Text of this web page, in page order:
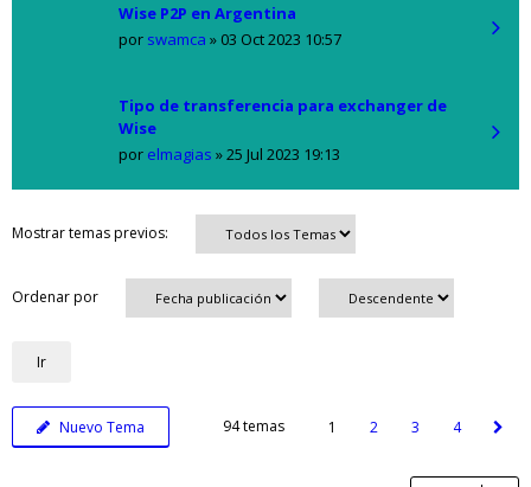
Wise P2P en Argentina
por swamca » 03 Oct 2023 10:57
Tipo de transferencia para exchanger de
Wise
por elmagias »25 Jul 2023 19:13
Mostrar temas previos:
Ordenar por
Nuevo Tema 94 temas 1 2 3 4